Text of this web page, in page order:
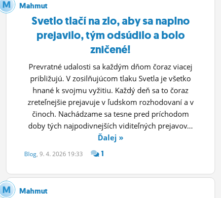
Mahmut
Svetlo tlačí na zlo, aby sa naplno
prejavilo, tým odsúdilo a bolo
zničené!
Prevratné udalosti sa každým dňom čoraz viacej
približujú. V zosilňujúcom tlaku Svetla je všetko
hnané k svojmu vyžitiu. Každý deň sa to čoraz
zreteľnejšie prejavuje v ľudskom rozhodovaní a v
činoch. Nachádzame sa tesne pred príchodom
doby tých najpodivnejších viditeľných prejavov...
Ďalej »
Blog, 9. 4. 2026 19:33 1
Mahmut